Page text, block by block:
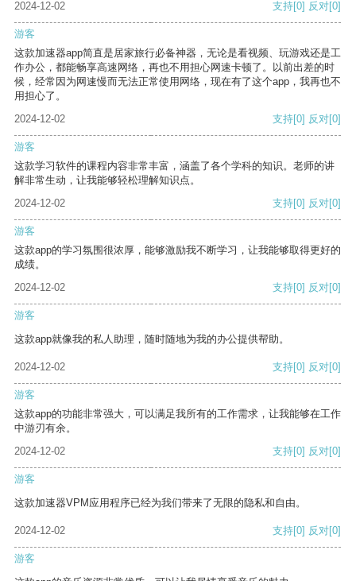
2024-12-02
支持[0] 反对[0]
游客
这款加速器app简直是居家旅行必备神器，无论是看视频、玩游戏还是工
作办公，都能畅享高速网络，再也不用担心网速卡顿了。以前出差的时
候，经常因为网速慢而无法正常使用网络，现在有了这个app，我再也不
用担心了。
2024-12-02
支持[0] 反对[0]
游客
这款学习软件的课程内容非常丰富，涵盖了各个学科的知识。老师的讲
解非常生动，让我能够轻松理解知识点。
2024-12-02
支持[0] 反对[0]
游客
这款app的学习氛围很浓厚，能够激励我不断学习，让我能够取得更好的
成绩。
2024-12-02
支持[0] 反对[0]
游客
这款app就像我的私人助理，随时随地为我的办公提供帮助。
2024-12-02 支持[0] 反对[0]
游客
这款app的功能非常强大，可以满足我所有的工作需求，让我能够在工作
中游刃有余。
2024-12-02
支持[0] 反对[0]
游客
这款加速器VPM应用程序已经为我们带来了无限的隐私和自由。
2024-12-02 支持[0] 反对[0]
游客